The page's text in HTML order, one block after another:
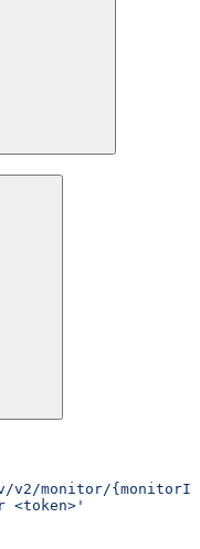
monitor/
<token>'